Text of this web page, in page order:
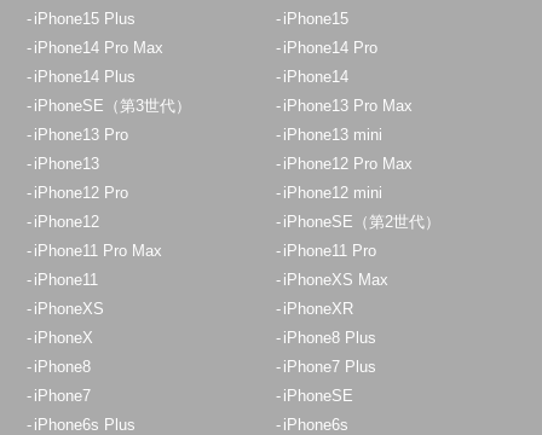
iPhone15 Plus
iPhone15
iPhone14 Pro Max
iPhone14 Pro
iPhone14 Plus
iPhone14
iPhoneSE（第3世代）
iPhone13 Pro Max
iPhone13 Pro
iPhone13 mini
iPhone13
iPhone12 Pro Max
iPhone12 Pro
iPhone12 mini
iPhone12
iPhoneSE（第2世代）
iPhone11 Pro Max
iPhone11 Pro
iPhone11
iPhoneXS Max
iPhoneXS
iPhoneXR
iPhoneX
iPhone8 Plus
iPhone8
iPhone7 Plus
iPhone7
iPhoneSE
iPhone6s Plus
iPhone6s